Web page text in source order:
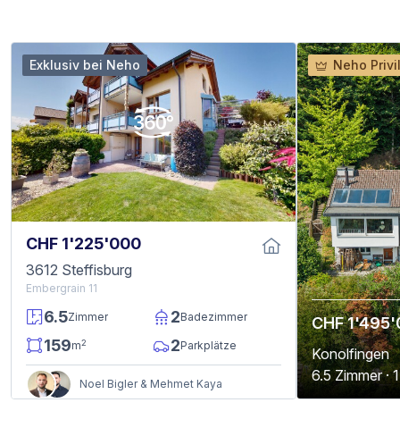
CHF 1'225'000
3612 Steffisburg
Embergrain 11
6.5Zimmer 2Badezimmer
159m2 2Parkplätze
Noel Bigler & Mehmet Kaya
Exklusiv bei Neho
CHF
Konolfingen
6.5 Zimmer ·
Neho